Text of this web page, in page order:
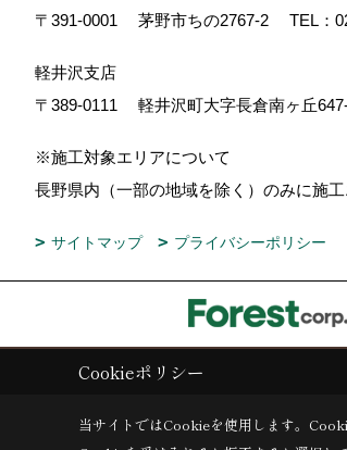
〒391-0001
茅野市ちの2767-2 TEL：
軽井沢支店
〒389-0111
軽井沢町大字長倉南ヶ丘
※施工対象エリアについて
長野県内（一部の地域を除く）のみに施
サイトマップ プライバシーポリシー
Copyright (c) ForestCorporation. All Rights
Cookieポリシー
当サイトではCookieを使用します。